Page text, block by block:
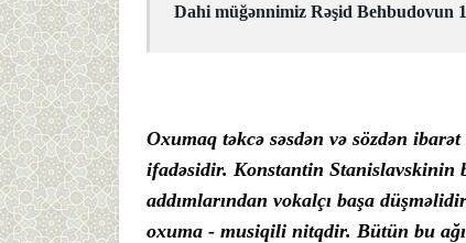
Dahi müğənnimiz Rəşid Behbudovun
Oxumaq təkcə səsdən və sözdən
ifadəsidir. Konstantin
addımlarından vokalçı başa
oxuma - musiqili nitqdir. Bütün bu